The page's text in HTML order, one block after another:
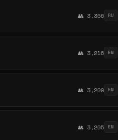
👥 3,366 RU
👥 3,216 EN
👥 3,209 EN
👥 3,205 EN